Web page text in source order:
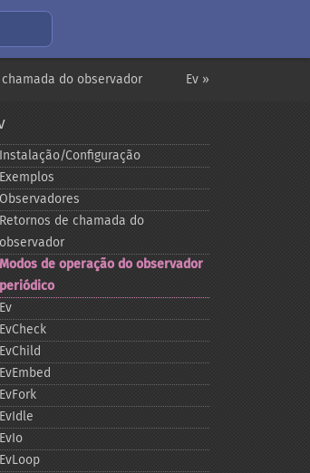
Ev »
do observador
Instalação/Configuração
Exemplos
Observadores
Retornos de chamada do
observador
Modos de operação do observador
periódico
Ev
EvCheck
EvChild
EvEmbed
EvFork
EvIdle
EvIo
EvLoop